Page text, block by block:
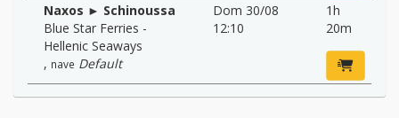
Naxos ► Schinoussa
Blue Star Ferries -
Hellenic Seaways
, nave Default
Dom 30/08
12:10
1h
20m